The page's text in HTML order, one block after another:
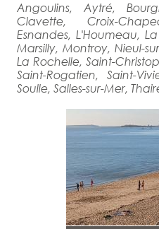
Angoulins, Aytré,
Clavette, Croix-
Esnandes, L'Houmeau,
Marsilly, Montroy, Nieul-
La Rochelle, Saint-
Saint-Rogatien, Saint-
Soulle, Salles-sur-Mer,